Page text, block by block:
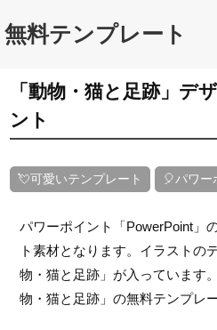
無料テンプレート
「動物・猫と足跡」デ
ント
💘可愛いテンプレート 🎈パワー
パワーポイント「PowerPoint」
ト素材となります。イラストの
物・猫と足跡」が入っています
物・猫と足跡」の無料テンプレ